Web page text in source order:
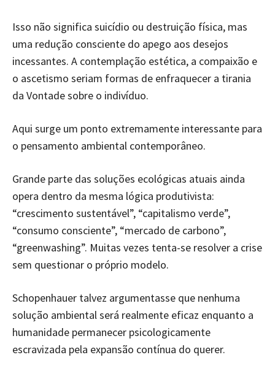
Isso não significa suicídio ou destruição física, mas
uma redução consciente do apego aos desejos
incessantes. A contemplação estética, a compaixão e
o ascetismo seriam formas de enfraquecer a tirania
da Vontade sobre o indivíduo.
Aqui surge um ponto extremamente interessante para
o pensamento ambiental contemporâneo.
Grande parte das soluções ecológicas atuais ainda
opera dentro da mesma lógica produtivista:
“crescimento sustentável”, “capitalismo verde”,
“consumo consciente”, “mercado de carbono”,
“greenwashing”. Muitas vezes tenta-se resolver a crise
sem questionar o próprio modelo.
Schopenhauer talvez argumentasse que nenhuma
solução ambiental será realmente eficaz enquanto a
humanidade permanecer psicologicamente
escravizada pela expansão contínua do querer.